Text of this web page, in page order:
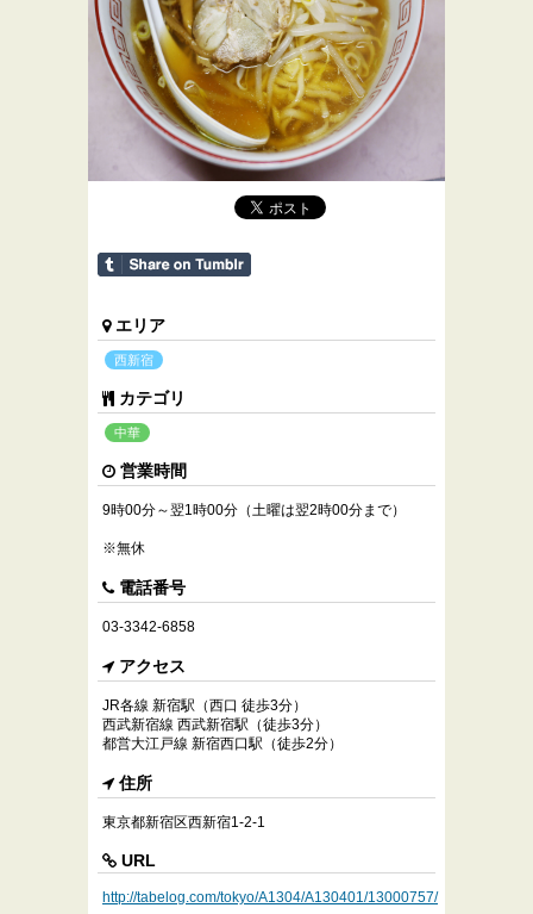
エリア
西新宿
カテゴリ
中華
営業時間
9時00分～翌1時00分（土曜は翌2時00分まで）
※無休
電話番号
03-3342-6858
アクセス
JR各線 新宿駅（西口 徒歩3分）
西武新宿線 西武新宿駅（徒歩3分）
都営大江戸線 新宿西口駅（徒歩2分）
住所
東京都新宿区西新宿1-2-1
URL
http://tabelog.com/tokyo/A1304/A130401/13000757/